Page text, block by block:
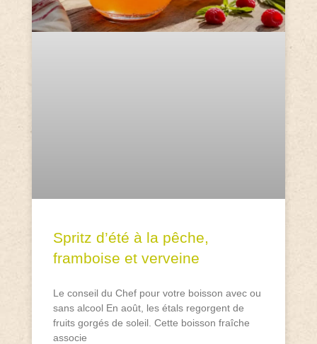
Spritz d’été à la pêche,
framboise et verveine
Le conseil du Chef pour votre boisson avec ou
sans alcool En août, les étals regorgent de
fruits gorgés de soleil. Cette boisson fraîche
associe